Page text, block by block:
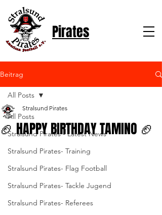
Pirates
Beitrag
All Posts
Stralsund Pirates - Latest News
Stralsund Pirates- Training
Stralsund Pirates- Flag Football
Stralsund Pirates- Tackle Jugend
Stralsund Pirates- Referees
All Posts
🏈 HAPPY BIRTHDAY TAMINO 🏈
Stralsund Pirates